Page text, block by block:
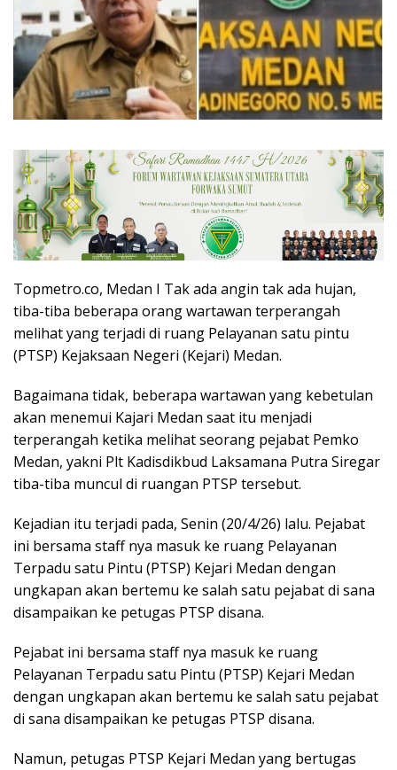
Topmetro.co, Medan I Tak ada angin tak ada hujan,
tiba-tiba beberapa orang wartawan terperangah
melihat yang terjadi di ruang Pelayanan satu pintu
(PTSP) Kejaksaan Negeri (Kejari) Medan.
Bagaimana tidak, beberapa wartawan yang kebetulan
akan menemui Kajari Medan saat itu menjadi
terperangah ketika melihat seorang pejabat Pemko
Medan, yakni Plt Kadisdikbud Laksamana Putra Siregar
tiba-tiba muncul di ruangan PTSP tersebut.
Kejadian itu terjadi pada, Senin (20/4/26) lalu. Pejabat
ini bersama staff nya masuk ke ruang Pelayanan
Terpadu satu Pintu (PTSP) Kejari Medan dengan
ungkapan akan bertemu ke salah satu pejabat di sana
disampaikan ke petugas PTSP disana.
Pejabat ini bersama staff nya masuk ke ruang
Pelayanan Terpadu satu Pintu (PTSP) Kejari Medan
dengan ungkapan akan bertemu ke salah satu pejabat
di sana disampaikan ke petugas PTSP disana.
Namun, petugas PTSP Kejari Medan yang bertugas